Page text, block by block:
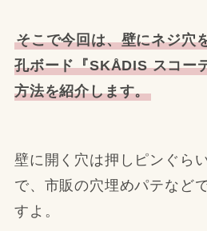
そこで今回は、壁にネジ穴
孔ボード『SKÅDIS スコー
方法を紹介します。
壁に開く穴は押しピンぐら
で、市販の穴埋めパテなど
すよ。